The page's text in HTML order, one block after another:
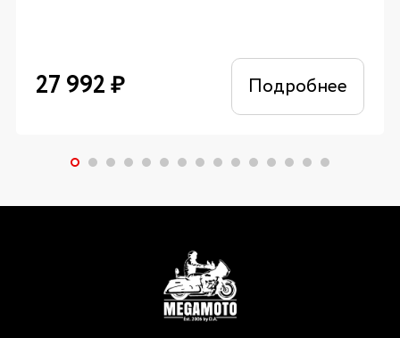
27 992₽ Подробнее